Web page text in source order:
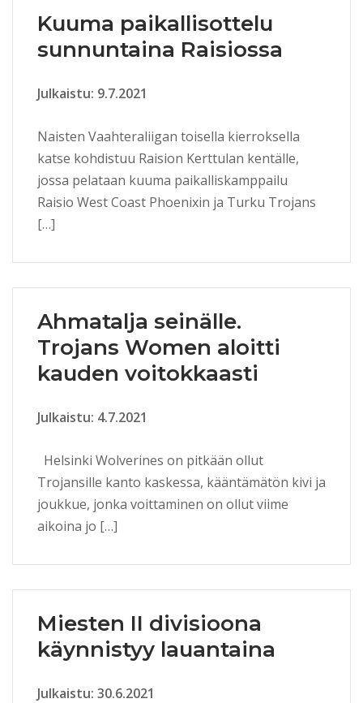
Kuuma paikallisottelu
sunnuntaina Raisiossa
Julkaistu: 9.7.2021
Naisten Vaahteraliigan toisella kierroksella
katse kohdistuu Raision Kerttulan kentälle,
jossa pelataan kuuma paikalliskamppailu
Raisio West Coast Phoenixin ja Turku Trojans
[…]
Ahmatalja seinälle.
Trojans Women aloitti
kauden voitokkaasti
Julkaistu: 4.7.2021
Helsinki Wolverines on pitkään ollut
Trojansille kanto kaskessa, kääntämätön kivi ja
joukkue, jonka voittaminen on ollut viime
aikoina jo […]
Miesten II divisioona
käynnistyy lauantaina
Julkaistu: 30.6.2021